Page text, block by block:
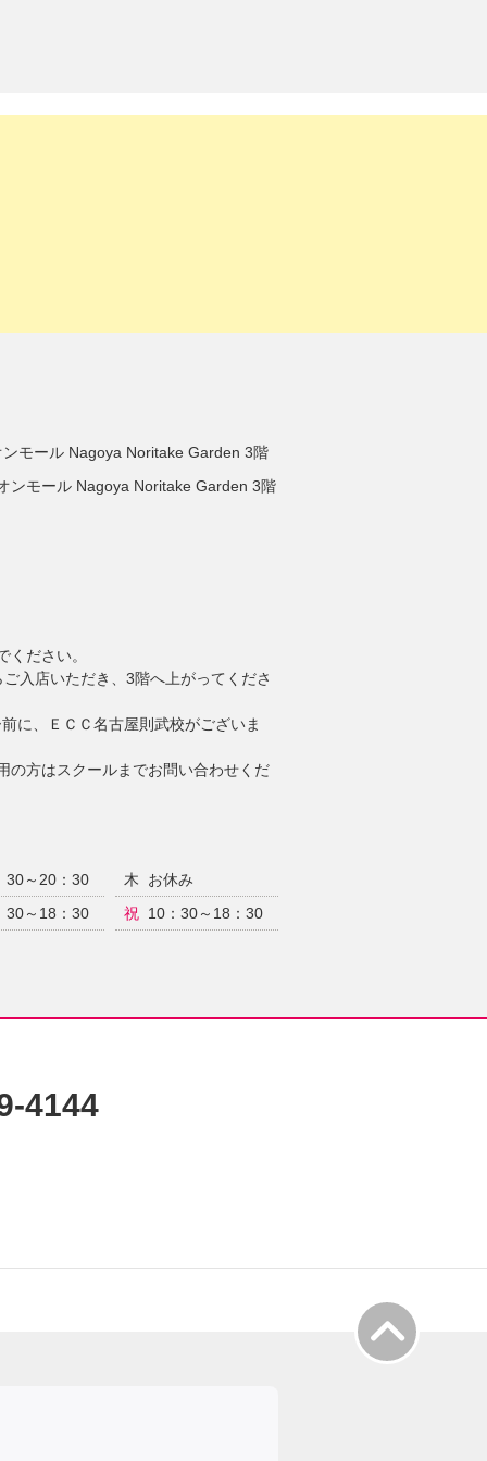
モール Nagoya Noritake Garden 3階
ンモール Nagoya Noritake Garden 3階
ださい。
店いただき、3階へ上がってくださ
に、ＥＣＣ名古屋則武校がございま
方はスクールまでお問い合わせくだ
30～20：30 木
お休み
30～18：30 祝 10：30～18：30
4144